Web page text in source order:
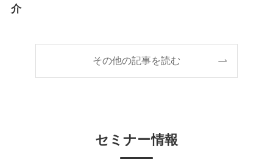
介
その他の記事を読む
セミナー情報